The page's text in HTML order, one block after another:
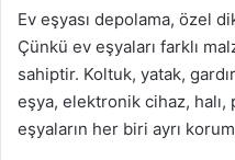
Ev eşyası depolama, özel
Çünkü ev eşyaları farklı
sahiptir. Koltuk, yatak,
eşya, elektronik cihaz, halı,
eşyaların her biri ayrı